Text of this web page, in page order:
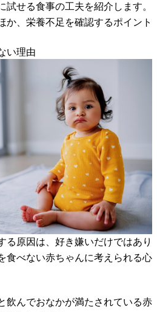
試せる食事の工夫を紹介します。
か、栄養不足を確認するポイント
い理由
る原因は、好き嫌いだけではあり
食べない赤ちゃんに考えられる心
飲んでおなかが満たされている赤